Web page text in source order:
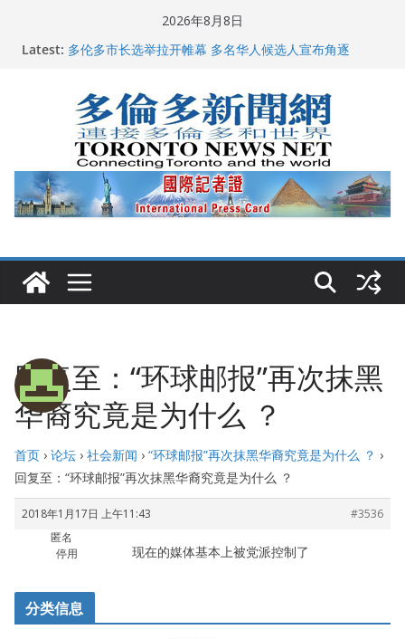
2026年8月8日
Latest: 多伦多市长选举拉开帷幕 多名华人候选人宣布角逐
关加拿大就业
2026加拿大青少年儿童绘画比赛颁奖典礼多伦多举行
龚晓华参加多伦多骄傲大游行 与市民分享竞选理念
回复至：“环球邮报”再次抹黑
华裔究竟是为什么 ？
首页 › 论坛 › 社会新闻 › “环球邮报”再次抹黑华裔究竟是为什么 ？ ›
回复至：“环球邮报”再次抹黑华裔究竟是为什么 ？
2018年1月17日 上午11:43
#3536
匿名
停用
现在的媒体基本上被党派控制了
分类信息